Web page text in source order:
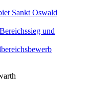
Sankt Oswald
und